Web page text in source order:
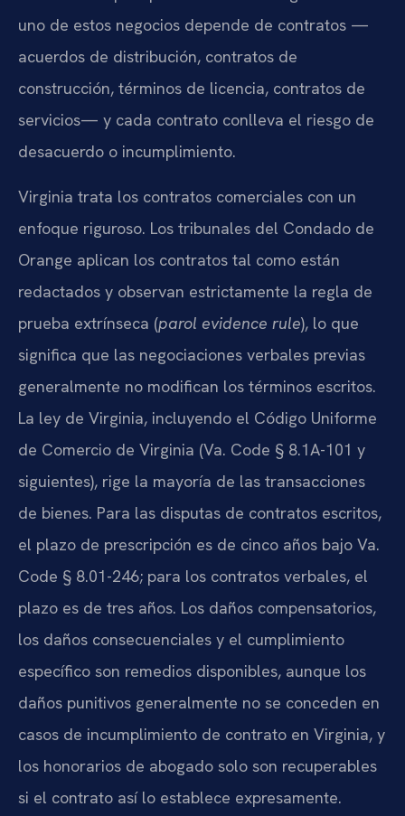
uno de estos negocios depende de contratos —
acuerdos de distribución, contratos de
construcción, términos de licencia, contratos de
servicios— y cada contrato conlleva el riesgo de
desacuerdo o incumplimiento.
Virginia trata los contratos comerciales con un
enfoque riguroso. Los tribunales del Condado de
Orange aplican los contratos tal como están
redactados y observan estrictamente la regla de
prueba extrínseca (parol evidence rule), lo que
significa que las negociaciones verbales previas
generalmente no modifican los términos escritos.
La ley de Virginia, incluyendo el Código Uniforme
de Comercio de Virginia (Va. Code § 8.1A-101 y
siguientes), rige la mayoría de las transacciones
de bienes. Para las disputas de contratos escritos,
el plazo de prescripción es de cinco años bajo Va.
Code § 8.01-246; para los contratos verbales, el
plazo es de tres años. Los daños compensatorios,
los daños consecuenciales y el cumplimiento
específico son remedios disponibles, aunque los
daños punitivos generalmente no se conceden en
casos de incumplimiento de contrato en Virginia, y
los honorarios de abogado solo son recuperables
si el contrato así lo establece expresamente.